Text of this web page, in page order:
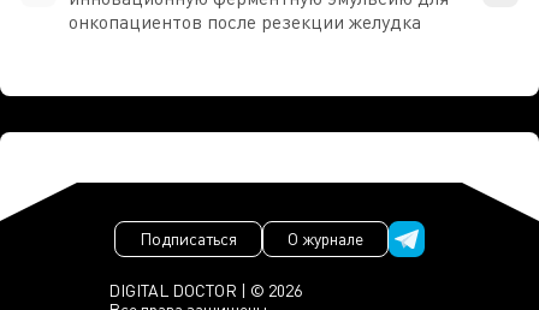
онкопациентов после резекции желудка
DIGITAL DOCTOR | © 2026
Подписаться О журнале